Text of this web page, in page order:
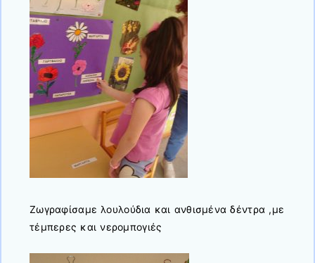
Ζωγραφίσαμε λουλούδια και ανθισμένα δέντρα ,με
τέμπερες και νερομπογιές